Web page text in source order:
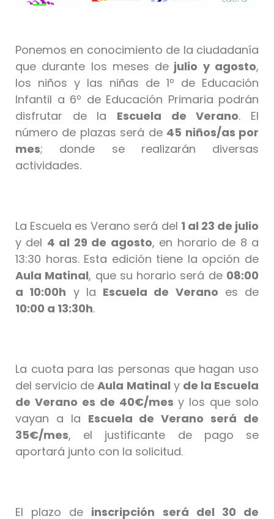
Ponemos en conocimiento de la ciudadanía
que durante los meses de julio y agosto,
los niños y las niñas de 1º de Educación
Infantil a 6º de Educación Primaria podrán
disfrutar de la Escuela de Verano. El
número de plazas será de 45 niños/as por
mes; donde se realizarán diversas
actividades.
La Escuela es Verano será del 1 al 23 de julio
y del 4 al 29 de agosto, en horario de 8 a
13:30 horas. Esta edición tiene la opción de
Aula Matinal, que su horario será de 08:00
a 10:00h y la Escuela de Verano es de
10:00 a 13:30h.
La cuota para las personas que hagan uso
del servicio deAula Matinal y de la Escuela
de Verano es de 40€/mes y los que solo
vayan a la Escuela de Verano será de
35€/mes, el justificante de pago se
aportará junto con la solicitud.
El plazo de inscripción será del 30 de